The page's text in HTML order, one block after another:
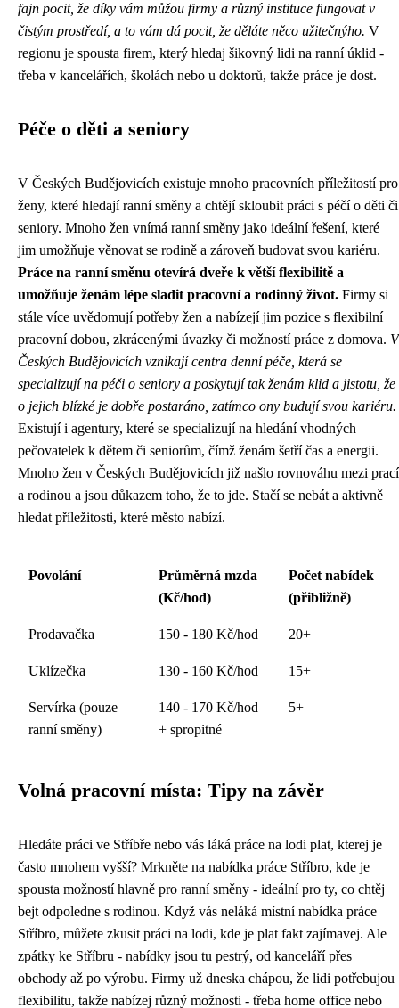
fajn pocit, že díky vám můžou firmy a různý instituce fungovat v
čistým prostředí, a to vám dá pocit, že děláte něco užitečnýho. V
regionu je spousta firem, který hledaj šikovný lidi na ranní úklid -
třeba v kancelářích, školách nebo u doktorů, takže práce je dost.
Péče o děti a seniory
V Českých Budějovicích existuje mnoho pracovních příležitostí pro
ženy, které hledají ranní směny a chtějí skloubit práci s péčí o děti či
seniory. Mnoho žen vnímá ranní směny jako ideální řešení, které
jim umožňuje věnovat se rodině a zároveň budovat svou kariéru.
Práce na ranní směnu otevírá dveře k větší flexibilitě a
umožňuje ženám lépe sladit pracovní a rodinný život. Firmy si
stále více uvědomují potřeby žen a nabízejí jim pozice s flexibilní
pracovní dobou, zkrácenými úvazky či možností práce z domova. V
Českých Budějovicích vznikají centra denní péče, která se
specializují na péči o seniory a poskytují tak ženám klid a jistotu, že
o jejich blízké je dobře postaráno, zatímco ony budují svou kariéru.
Existují i ​​agentury, které se specializují na hledání vhodných
pečovatelek k dětem či seniorům, čímž ženám šetří čas a energii.
Mnoho žen v Českých Budějovicích již našlo rovnováhu mezi prací
a rodinou a jsou důkazem toho, že to jde. Stačí se nebát a aktivně
hledat příležitosti, které město nabízí.
Povolání
Průměrná mzda
(Kč/hod)
Počet nabídek
(přibližně)
Prodavačka 150 - 180 Kč/hod 20+
Uklízečka 130 - 160 Kč/hod 15+
Servírka (pouze
ranní směny)
140 - 170 Kč/hod
+ spropitné
5+
Volná pracovní místa: Tipy na závěr
Hledáte práci ve Stříbře nebo vás láká práce na lodi plat, kterej je
často mnohem vyšší? Mrkněte na nabídka práce Stříbro, kde je
spousta možností hlavně pro ranní směny - ideální pro ty, co chtěj
bejt odpoledne s rodinou. Když vás neláká místní nabídka práce
Stříbro, můžete zkusit práci na lodi, kde je plat fakt zajímavej. Ale
zpátky ke Stříbru - nabídky jsou tu pestrý, od kanceláří přes
obchody až po výrobu. Firmy už dneska chápou, že lidi potřebujou
flexibilitu, takže nabízej různý možnosti - třeba home office nebo